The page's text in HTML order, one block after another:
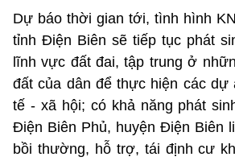
Dự báo thời gian tới, tình hình
tỉnh Điện Biên sẽ tiếp tục phát
lĩnh vực đất đai, tập trung ở
đất của dân để thực hiện các dự
tế - xã hội; có khả năng phát
Điện Biên Phủ, huyện Điện Biên
bồi thường, hỗ trợ, tái định cư